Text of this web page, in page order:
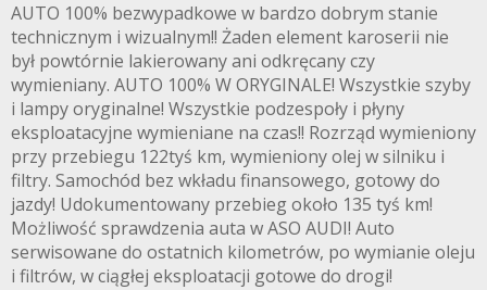
AUTO 100% bezwypadkowe w bardzo dobrym stanie
technicznym i wizualnym!! Żaden element karoserii nie
był powtórnie lakierowany ani odkręcany czy
wymieniany. AUTO 100% W ORYGINALE! Wszystkie szyby
i lampy oryginalne! Wszystkie podzespoły i płyny
eksploatacyjne wymieniane na czas!! Rozrząd wymieniony
przy przebiegu 122tyś km, wymieniony olej w silniku i
filtry. Samochód bez wkładu finansowego, gotowy do
jazdy! Udokumentowany przebieg około 135 tyś km!
Możliwość sprawdzenia auta w ASO AUDI! Auto
serwisowane do ostatnich kilometrów, po wymianie oleju
i filtrów, w ciągłej eksploatacji gotowe do drogi!